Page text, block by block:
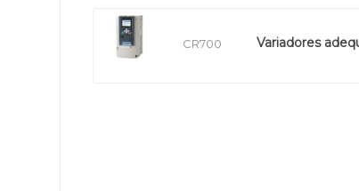
CR700 Variadores